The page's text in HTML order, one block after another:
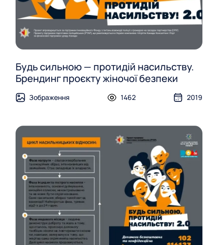
Будь сильною — протидій насильству.
Брендинг проєкту жіночої безпеки
Зображення 1462 2019